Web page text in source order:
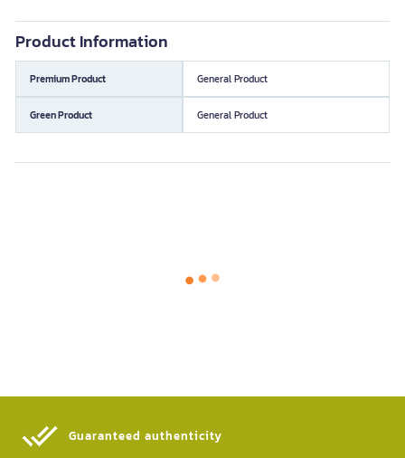
Product Information
Premium Product General Product
Green Product General Product
Guaranteed authenticity​